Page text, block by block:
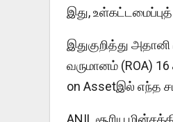
இது,
இதுகுறித்து
வருமானம் (ROA)
on Assetஇல் எந்த
ANIL சூரிய